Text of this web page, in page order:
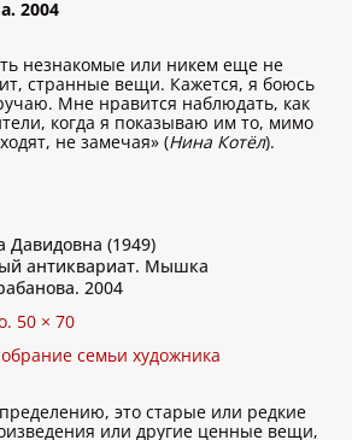
2004
незнакомые или никем еще не
странные вещи. Кажется, я боюсь
Мне нравится наблюдать, как
когда я показываю им то, мимо
не замечая» (Нина Котёл).
(1949)
антиквариат. Мышка
2004
50 × 70
семьи художника
это старые или редкие
или другие ценные вещи,